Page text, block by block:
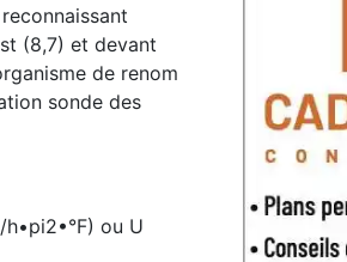
(8,7) et devant
de renom
sonde des
ou U